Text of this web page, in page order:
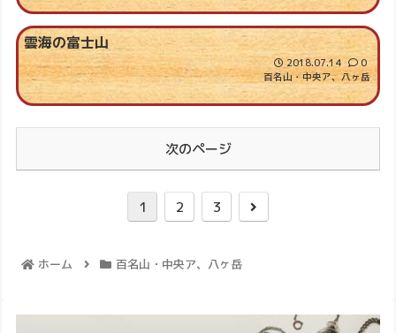
雲海の富士山
2018.07.14
0
百名山・中央ア、八ヶ岳
次のページ
1 2 3
ホーム 百名山・中央ア、八ヶ岳